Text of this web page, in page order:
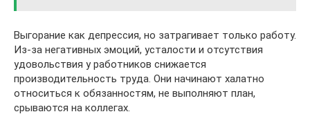
Выгорание как депрессия, но затрагивает только работу.
Из-за негативных эмоций, усталости и отсутствия
удовольствия у работников снижается
производительность труда. Они начинают халатно
относиться к обязанностям, не выполняют план,
срываются на коллегах.